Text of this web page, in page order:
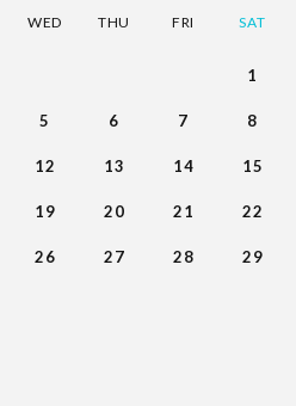
WED THU FRI SAT
1
5 6 7 8
12 13 14 15
19 20 21 22
26 27 28 29